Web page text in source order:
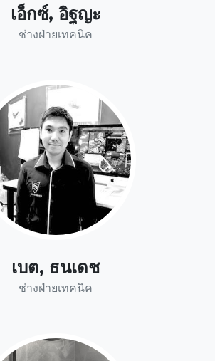
เอ็กซ์, อิฐญะ
ช่างฝ่ายเทคนิค
เบต, ธนเดช
ช่างฝ่ายเทคนิค